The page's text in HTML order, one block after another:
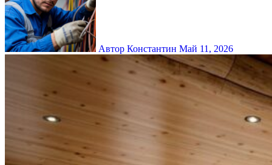
Автор Константин Май 11, 2026